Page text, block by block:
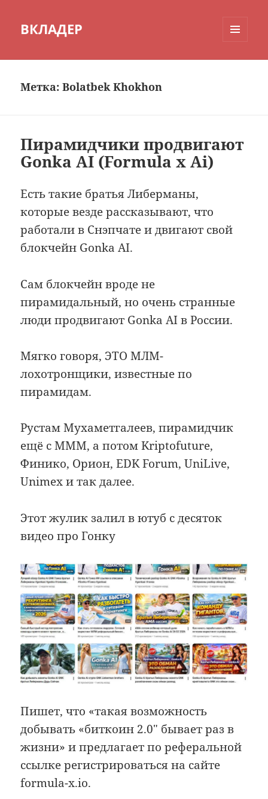
ВКЛАДЕР
Метка:Bolatbek Khokhon
Пирамидчики продвигают
Gonka AI (Formula x Ai)
Есть такие братья Либерманы,
которые везде рассказывают, что
работали в Снэпчате и двигают свой
блокчейн Gonka AI.
Сам блокчейн вроде не
пирамидальный, но очень странные
люди продвигают Gonka AI в России.
Мягко говоря, ЭТО МЛМ-
лохотронщики, известные по
пирамидам.
Рустам Мухаметгалеев, пирамидчик
ещё с МММ, а потом Kriptofuture,
Финико, Орион, EDK Forum, UniLive,
Unimex и так далее.
Этот жулик залил в ютуб с десяток
видео про Гонку
Пишет, что «такая возможность
добывать «биткоин 2.0″ бывает раз в
жизни» и предлагает по реферальной
ссылке регистрироваться на сайте
formula-x.io.